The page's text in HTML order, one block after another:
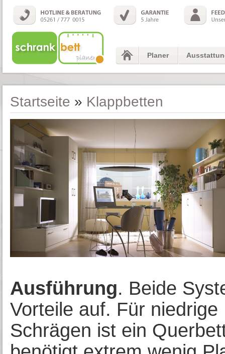
Planer
Startseite » Klappbetten
Ausführung. Beide
Vorteile auf. Für
Schrägen ist ein